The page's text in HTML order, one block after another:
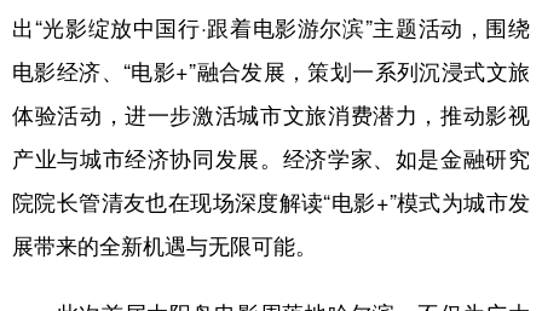
English Español Français عربى
Русский язык 日本語 한국어
Deutsch Português
出“光影绽放中国行·跟着电影游尔滨”主题活动，围绕
电影经济、“电影+”融合发展，策划一系列沉浸式文旅
体验活动，进一步激活城市文旅消费潜力，推动影视
产业与城市经济协同发展。经济学家、如是金融研究
院院长管清友也在现场深度解读“电影+”模式为城市发
展带来的全新机遇与无限可能。